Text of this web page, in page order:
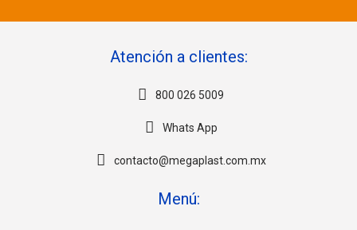
Atención a clientes:
800 026 5009
Whats App
contacto@megaplast.com.mx
Menú: